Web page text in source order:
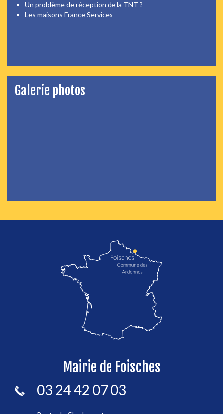
Un problème de réception de la TNT ?
Les maisons France Services
Galerie photos
localisation de Foisches
Mairie de Foisches
03 24 42 07 03